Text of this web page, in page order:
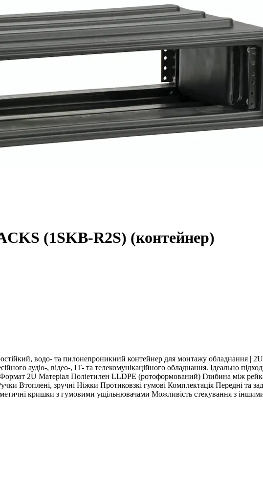
(1SKB-R2S) (контейнер)
водо- та пилонепроникний контейнер для монтажу обладнання |
аудіо-, відео-, ІТ- та телекомунікаційного обладнання. Ідеально
2U Матеріал Поліетилен LLDPE (ротоформований) Глибина між
Втоплені, зручні Ніжки Протиковзкі гумові Комплектація Передні та
кришки з гумовими ущільнювачами Можливість стекування з